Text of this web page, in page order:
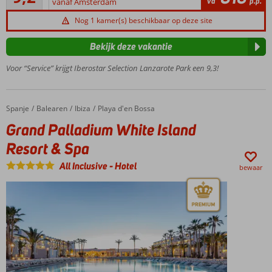
Kindvriendelijk
zandstrand
vlakbij
Verwen
jezelf
Star
Prestige
halfpension
of All
Inclusive
Star Camp
voor de
beoordelingen
Nog 1 kamer(s) beschikbaar op deze site
Voor “Service” krijgt Iberostar Selection Lanzarote Park een 9,3!
Bekijk deze vakantie
Home
Spanje Balearen Ibiza Playa d'en Bossa
Grand Palladium White Island Resort & Spa
Grand Palladium White Island
Resort & Spa
All Inclusive-Hotel bewaar